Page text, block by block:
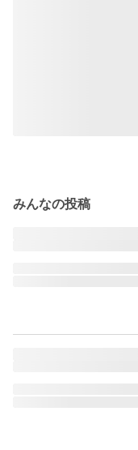
みんなの投稿